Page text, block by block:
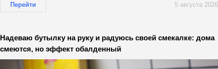
Перейти 5 августа 2026
Надеваю бутылку на руку и радуюсь своей смекалке: дома
смеются, но эффект обалденный